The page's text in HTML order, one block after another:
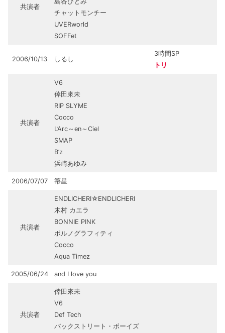
共演者
チャットモンチー
UVERworld
SOFFet
2006/10/13 しるし
3時間SP
トリ
共演者
V6
倖田來未
RIP SLYME
Cocco
L’Arc～en～Ciel
SMAP
B’z
浜崎あゆみ
2006/07/07 箒星
共演者
ENDLICHERI☆ENDLICHERI
木村 カエラ
BONNIE PINK
ポルノグラフィティ
Cocco
Aqua Timez
2005/06/24 and I love you
共演者
倖田來未
V6
Def Tech
バックストリート・ボーイズ